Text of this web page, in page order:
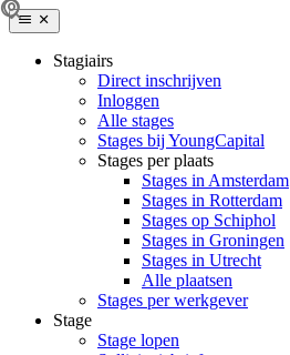
Stagiairs
Direct inschrijven
Inloggen
Alle stages
Stages bij YoungCapital
Stages per plaats
Stages in Amsterdam
Stages in Rotterdam
Stages op Schiphol
Stages in Groningen
Stages in Utrecht
Alle plaatsen
Stages per werkgever
Stage
Stage lopen